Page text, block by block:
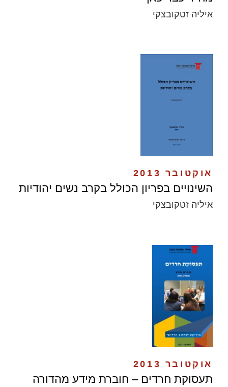
איליה זטקובצקי
אוקטובר 2013
השינויים בפריון הכולל בקרב נשים יהודיות
איליה זטקובצקי
אוקטובר 2013
תעסוקת חרדים – חוברת מידע מהדורה